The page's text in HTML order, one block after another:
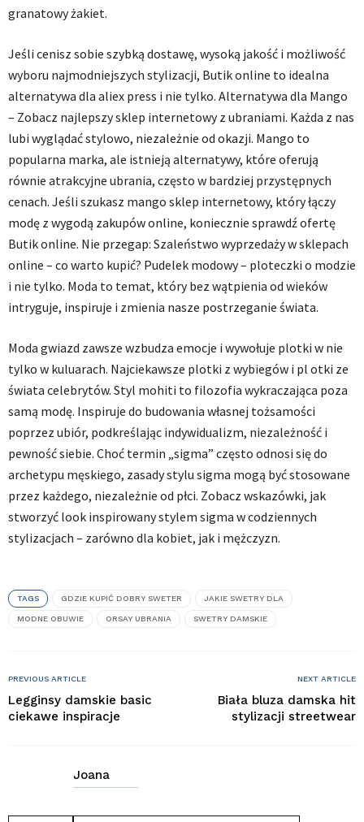
granatowy żakiet.
Jeśli cenisz sobie szybką dostawę, wysoką jakość i możliwość
wyboru najmodniejszych stylizacji, Butik online to idealna
alternatywa dla aliex press i nie tylko. Alternatywa dla Mango
– Zobacz najlepszy sklep internetowy z ubraniami. Każda z nas
lubi wyglądać stylowo, niezależnie od okazji. Mango to
popularna marka, ale istnieją alternatywy, które oferują
równie atrakcyjne ubrania, często w bardziej przystępnych
cenach. Jeśli szukasz mango sklep internetowy, który łączy
modę z wygodą zakupów online, koniecznie sprawdź ofertę
Butik online. Nie przegap: Szaleństwo wyprzedaży w sklepach
online – co warto kupić? Pudelek modowy – ploteczki o modzie
i nie tylko. Moda to temat, który bez wątpienia od wieków
intryguje, inspiruje i zmienia nasze postrzeganie świata.
Moda gwiazd zawsze wzbudza emocje i wywołuje plotki w nie
tylko w kuluarach. Najciekawsze plotki z wybiegów i pl otki ze
świata celebrytów. Styl mohiti to filozofia wykraczająca poza
samą modę. Inspiruje do budowania własnej tożsamości
poprzez ubiór, podkreślając indywidualizm, niezależność i
pewność siebie. Choć termin „sigma” często odnosi się do
archetypu męskiego, zasady stylu sigma mogą być stosowane
przez każdego, niezależnie od płci. Zobacz wskazówki, jak
stworzyć look inspirowany stylem sigma w codziennych
stylizacjach – zarówno dla kobiet, jak i mężczyzn.
TAGS GDZIE KUPIĆ DOBRY SWETER JAKIE SWETRY DLA
MODNE OBUWIE ORSAY UBRANIA SWETRY DAMSKIE
PREVIOUS ARTICLE
Legginsy damskie basic
ciekawe inspiracje
NEXT ARTICLE
Biała bluza damska hit
stylizacji streetwear
Joana